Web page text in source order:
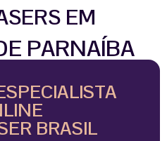
EM
PARNAÍBA
BRASIL